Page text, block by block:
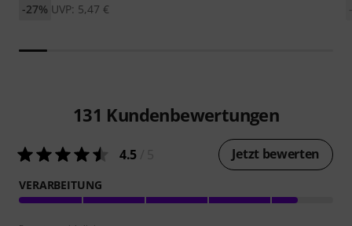
UVP: 5,47 €
-27%
131 Kundenbewertungen
4.5 Jetzt bewerten
VERARBEITUNG